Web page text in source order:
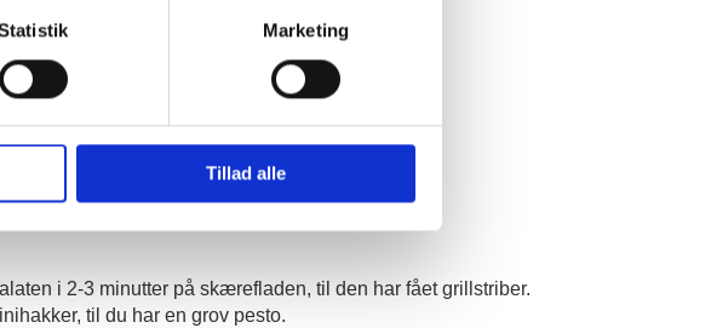
Marketing
Tillad alle
i 2-3 minutter på skærefladen, til den har fået grillstriber.
til du har en grov pesto.